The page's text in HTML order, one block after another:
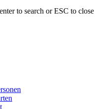
to search or ESC to close